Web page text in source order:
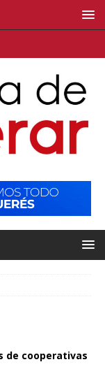
de cooperativas